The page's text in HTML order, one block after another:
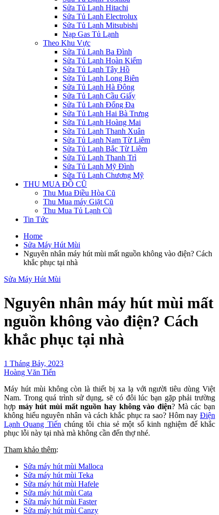
Sửa Tủ Lạnh Hitachi
Sửa Tủ Lạnh Electrolux
Sửa Tủ Lạnh Mitsubishi
Nạp Gas Tủ Lạnh
Theo Khu Vực
Sửa Tủ Lạnh Ba Đình
Sửa Tủ Lạnh Hoàn Kiếm
Sửa Tủ Lạnh Tây Hồ
Sửa Tủ Lạnh Long Biên
Sửa Tủ Lạnh Hà Đông
Sửa Tủ Lạnh Cầu Giấy
Sửa Tủ Lạnh Đống Đa
Sửa Tủ Lạnh Hai Bà Trưng
Sửa Tủ Lạnh Hoàng Mai
Sửa Tủ Lạnh Thanh Xuân
Sửa Tủ Lạnh Nam Từ Liêm
Sửa Tủ Lạnh Bắc Từ Liêm
Sửa Tủ Lạnh Thanh Trì
Sửa Tủ Lạnh Mỹ Đình
Sửa Tủ Lạnh Chương Mỹ
THU MUA ĐỒ CŨ
Thu Mua Điều Hòa Cũ
Thu Mua máy Giặt Cũ
Thu Mua Tủ Lạnh Cũ
Tin Tức
Home
Sửa Máy Hút Mùi
Nguyên nhân máy hút mùi mất nguồn không vào điện? Cách
khắc phục tại nhà
Sửa Máy Hút Mùi
Nguyên nhân máy hút mùi mất
nguồn không vào điện? Cách
khắc phục tại nhà
1 Tháng Bảy, 2023
Hoàng Văn Tiến
Máy hút mùi không còn là thiết bị xa lạ với người tiêu dùng Việt
Nam. Trong quá trình sử dụng, sẽ có đôi lúc bạn gặp phải trường
hợp máy hút mùi mất nguồn hay không vào điện? Mà các bạn
không hiểu nguyên nhân và cách khắc phục ra sao? Hôm nay Điện
Lạnh Quang Tiến chúng tôi chia sẻ một số kinh nghiệm để khắc
phục lỗi này tại nhà mà không cần đến thợ nhé.
Tham khảo thêm:
Sửa máy hút mùi Malloca
Sửa máy hút mùi Teka
Sửa máy hút mùi Hafele
Sửa máy hút mùi Cata
Sửa máy hút mùi Faster
Sửa máy hút mùi Canzy